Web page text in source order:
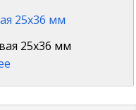
25x36 мм